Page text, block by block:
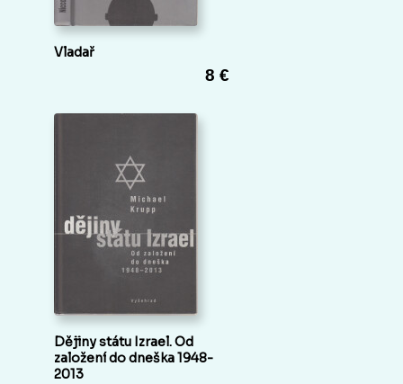
Vladař
8 €
Dějiny státu Izrael. Od
založení do dneška 1948-
2013